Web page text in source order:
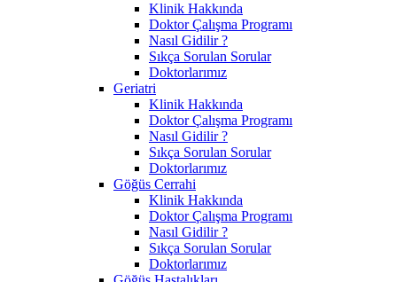
Klinik Hakkında
Doktor Çalışma Programı
Nasıl Gidilir ?
Sıkça Sorulan Sorular
Doktorlarımız
Geriatri
Klinik Hakkında
Doktor Çalışma Programı
Nasıl Gidilir ?
Sıkça Sorulan Sorular
Doktorlarımız
Göğüs Cerrahi
Klinik Hakkında
Doktor Çalışma Programı
Nasıl Gidilir ?
Sıkça Sorulan Sorular
Doktorlarımız